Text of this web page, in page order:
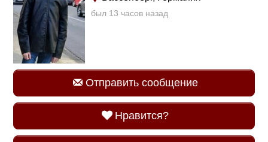
был 13 часов назад
Отправить сообщение
Нравится?